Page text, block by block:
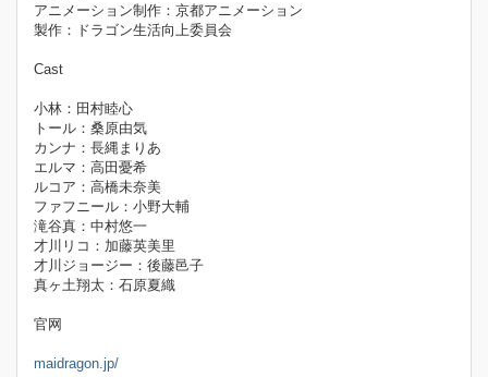
アニメーション制作：京都アニメーション
製作：ドラゴン生活向上委員会
Cast
小林：田村睦心
トール：桑原由気
カンナ：長縄まりあ
エルマ：高田憂希
ルコア：高橋未奈美
ファフニール：小野大輔
滝谷真：中村悠一
才川リコ：加藤英美里
才川ジョージー：後藤邑子
真ヶ土翔太：石原夏織
官网
maidragon.jp/